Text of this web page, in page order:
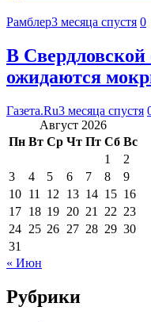
Рамблер3 месяца спустя 0
В Свердловской
ожидаются
Газета.Ru3 месяца спустя
Август 2026
Пн Вт Ср Чт Пт Сб Вс
1
2
3
4 5 6 7 8
9
10 11 12 13 14 15 16
17 18 19 20 21 22 23
24 25 26 27 28 29 30
31
« Июн
Рубрики